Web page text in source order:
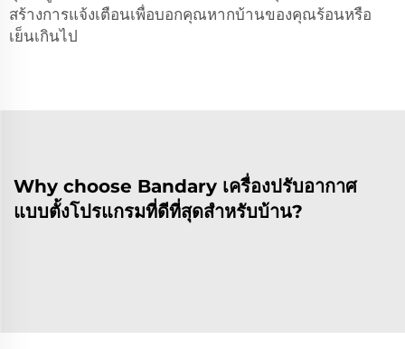
สร้างการแจ้งเตือนเพื่อบอกคุณหากบ้านของคุณร้อนหรือ
เย็นเกินไป
Why choose Bandary เครื่องปรับอากาศ
แบบตั้งโปรแกรมที่ดีที่สุดสำหรับบ้าน?